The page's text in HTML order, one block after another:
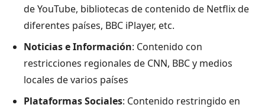
de YouTube, bibliotecas de contenido de Netflix de
diferentes países, BBC iPlayer, etc.
Noticias e Información: Contenido con
restricciones regionales de CNN, BBC y medios
locales de varios países
Plataformas Sociales: Contenido restringido en